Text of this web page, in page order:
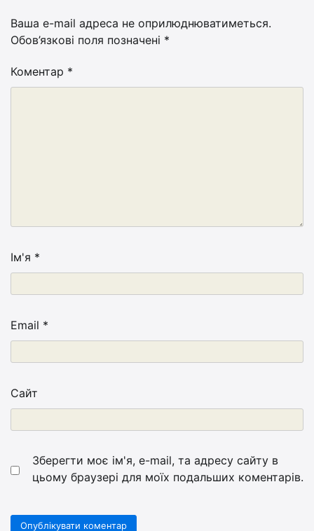
Ваша e-mail адреса не оприлюднюватиметься.
Обов’язкові поля позначені *
Коментар *
Ім'я *
Email *
Сайт
Зберегти моє ім'я, e-mail, та адресу сайту в
цьому браузері для моїх подальших коментарів.